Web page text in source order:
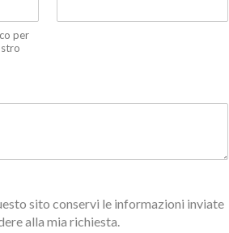
per
sito conservi le informazioni inviate
alla mia richiesta.